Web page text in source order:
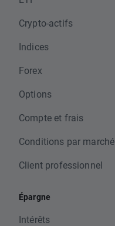
Crypto-actifs
Indices
Forex
Options
Compte et frais
Conditions par marché
Client professionnel
Épargne
Intérêts